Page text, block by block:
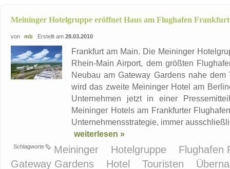
Meininger Hotelgruppe eröffnet Haus am Flughafen Frankfurt
von mb Erstellt am 28.03.2010
Frankfurt am Main. Die Meininger
Rhein-Main Airport, dem größten
Neubau am Gateway Gardens nahe
wird das zweite Meininger Hotel am
Unternehmen jetzt in einer
Meininger Hotels am Frankfurter
Unternehmensstrategie, immer
weiterlesen »
Schlagworte Meininger Hotelgruppe
Flughafen
Gateway Gardens
Hotel Touristen